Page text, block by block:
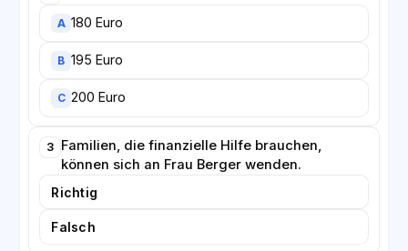
A 180 Euro
B 195 Euro
C 200 Euro
3 Familien, die finanzielle Hilfe brauchen,
können sich an Frau Berger wenden.
Richtig
Falsch